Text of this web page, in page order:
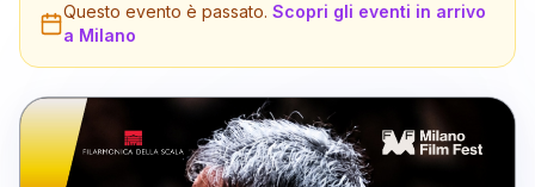
Questo evento è passato. Scopri gli eventi in arrivo
a Milano